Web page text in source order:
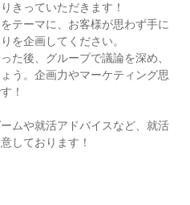
きっていただきます！
テーマに、お客様が思わず手に
を企画してください。
た後、グループで議論を深め、
う。企画力やマーケティング思
！
ムや就活アドバイスなど、就活
しております！